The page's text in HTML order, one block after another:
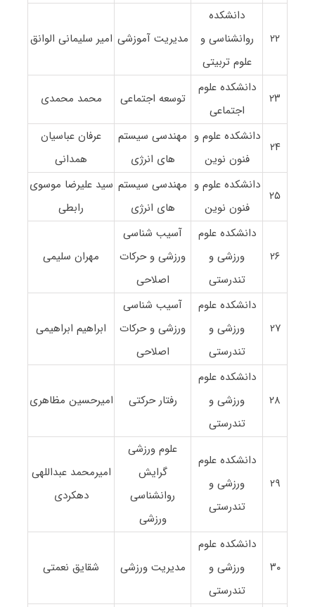
۲۲
دانشکده
روانشناسی و
علوم تربیتی
مدیریت آموزشی امیر سلیمانی الوانق
۲۳
دانشکده علوم
اجتماعی
توسعه اجتماعی محمد محمدی
۲۴
دانشکده علوم و
فنون نوین
مهندسی سیستم
های انرژی
عرفان عباسیان
همدانی
۲۵
دانشکده علوم و
فنون نوین
مهندسی سیستم
های انرژی
سید علیرضا موسوی
رابطی
۲۶
دانشکده علوم
ورزشی و
تندرستی
آسیب شناسی
ورزشی و حرکات
اصلاحی
مهران سلیمی
۲۷
دانشکده علوم
ورزشی و
تندرستی
آسیب شناسی
ورزشی و حرکات
اصلاحی
ابراهیم ابراهیمی
۲۸
دانشکده علوم
ورزشی و
تندرستی
رفتار حرکتی امیرحسین مظاهری
۲۹
دانشکده علوم
ورزشی و
تندرستی
علوم ورزشی
گرایش
روانشناسی
ورزشی
امیرمحمد عبداللهی
دهکردی
۳۰
دانشکده علوم
ورزشی و
تندرستی
مدیریت ورزشی شقایق نعمتی